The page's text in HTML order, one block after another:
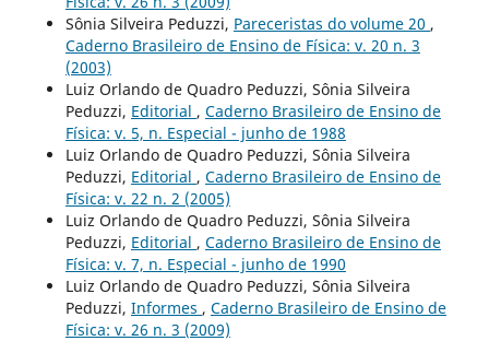
Sônia Silveira Peduzzi, Pareceristas do volume 20 ,
Caderno Brasileiro de Ensino de Física: v. 20 n. 3
(2003)
Luiz Orlando de Quadro Peduzzi, Sônia Silveira
Peduzzi, Editorial , Caderno Brasileiro de Ensino de
Física: v. 5, n. Especial - junho de 1988
Luiz Orlando de Quadro Peduzzi, Sônia Silveira
Peduzzi, Editorial , Caderno Brasileiro de Ensino de
Física: v. 22 n. 2 (2005)
Luiz Orlando de Quadro Peduzzi, Sônia Silveira
Peduzzi, Editorial , Caderno Brasileiro de Ensino de
Física: v. 7, n. Especial - junho de 1990
Luiz Orlando de Quadro Peduzzi, Sônia Silveira
Peduzzi, Informes , Caderno Brasileiro de Ensino de
Física: v. 26 n. 3 (2009)